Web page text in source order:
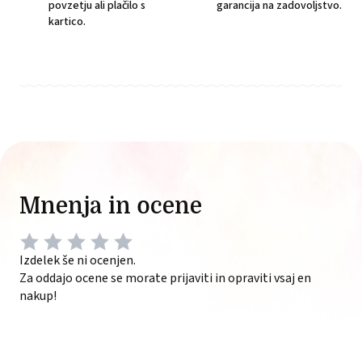
povzetju ali plačilo s
kartico.
garancija na zadovoljstvo.
Mnenja in ocene
Izdelek še ni ocenjen.
Za oddajo ocene se morate prijaviti in opraviti vsaj en
nakup!